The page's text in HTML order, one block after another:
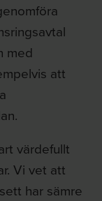
med
att
värdefullt
Vi vet att
har sämre